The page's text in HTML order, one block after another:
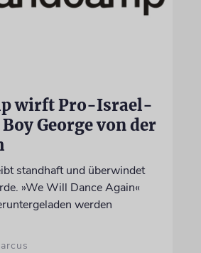
wirft Pro-Israel-
George von der
standhaft und überwindet
»We Will Dance Again«
werden